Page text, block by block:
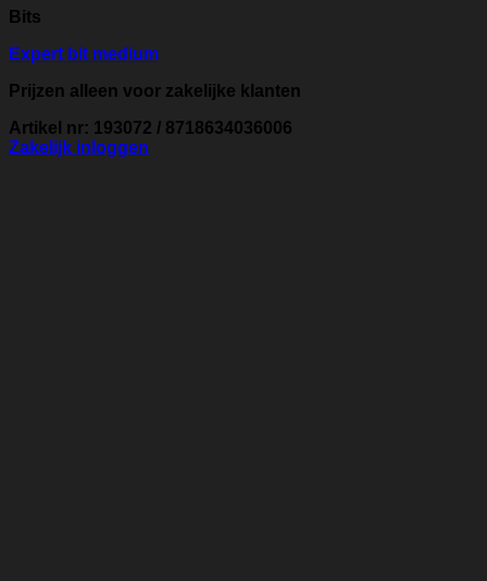
Bits
Expert bit medium
Prijzen alleen voor zakelijke klanten
Artikel nr: 193072 / 8718634036006
Zakelijk inloggen